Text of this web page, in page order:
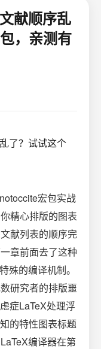
献顺序乱
，亲测有
宏包实战
精心排版的图表
献列表的顺序完
章前面去了这种
殊的编译机制。
研究者的排版噩
症LaTeX处理浮
的特性图表标题
编译器在第